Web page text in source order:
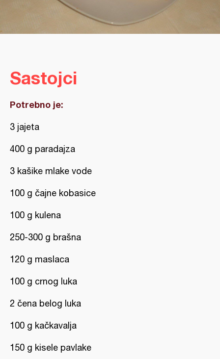
Sastojci
Potrebno je:
3 jajeta
400 g paradajza
3 kašike mlake vode
100 g čajne kobasice
100 g kulena
250-300 g brašna
120 g maslaca
100 g crnog luka
2 čena belog luka
100 g kačkavalja
150 g kisele pavlake